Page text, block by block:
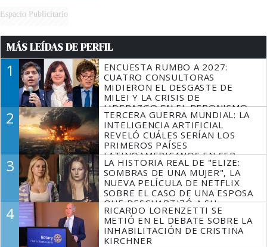
Espacio Publicitario
MÁS LEÍDAS DE PERFIL
1
ENCUESTA RUMBO A 2027:
CUATRO CONSULTORAS
MIDIERON EL DESGASTE DE
MILEI Y LA CRISIS DE
LIDERAZGO EN EL PERONISMO
2
TERCERA GUERRA MUNDIAL: LA
INTELIGENCIA ARTIFICIAL
REVELÓ CUÁLES SERÍAN LOS
PRIMEROS PAÍSES
LATINOAMERICANOS EN SER
DERROTADOS
3
LA HISTORIA REAL DE "ELIZE:
SOMBRAS DE UNA MUJER", LA
NUEVA PELÍCULA DE NETFLIX
SOBRE EL CASO DE UNA ESPOSA
QUE DESCUARTIZÓ A SU
MARIDO
4
RICARDO LORENZETTI SE
METIÓ EN EL DEBATE SOBRE LA
INHABILITACIÓN DE CRISTINA
KIRCHNER